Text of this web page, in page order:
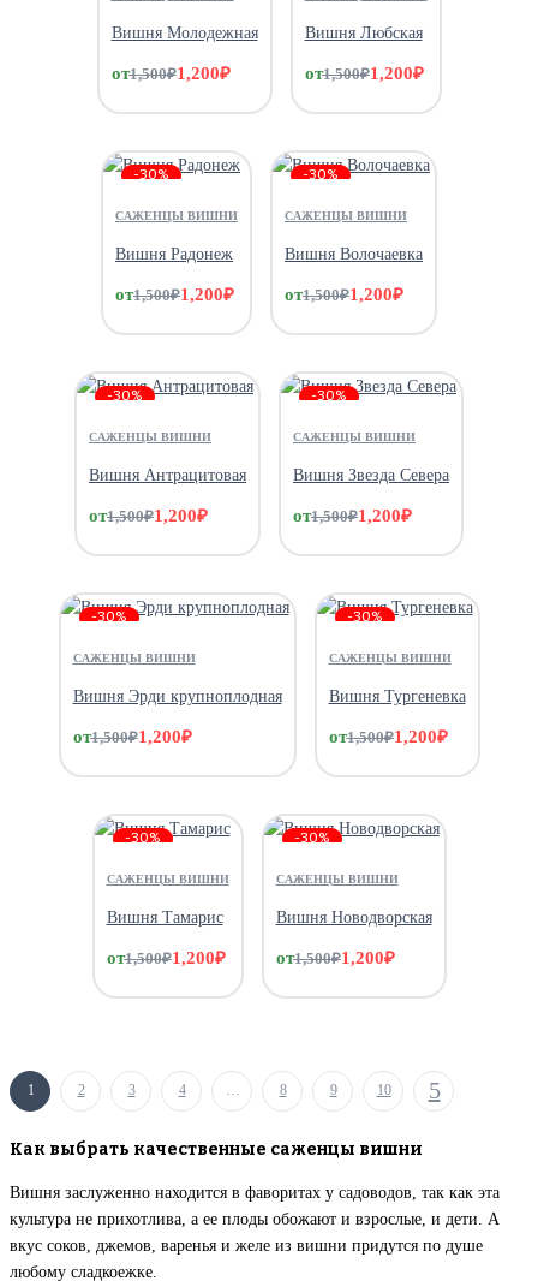
Вишня Молодежная
от1,500₽1,200₽
Вишня Любская
от1,500₽1,200₽
-30%
САЖЕНЦЫ ВИШНИ
Вишня Радонеж
от1,500₽1,200₽
-30%
САЖЕНЦЫ ВИШНИ
Вишня Волочаевка
от1,500₽1,200₽
-30%
САЖЕНЦЫ ВИШНИ
Вишня Антрацитовая
от1,500₽1,200₽
-30%
САЖЕНЦЫ ВИШНИ
Вишня Звезда Севера
от1,500₽1,200₽
-30%
САЖЕНЦЫ ВИШНИ
Вишня Эрди крупноплодная
от1,500₽1,200₽
-30%
САЖЕНЦЫ ВИШНИ
Вишня Тургеневка
от1,500₽1,200₽
-30%
САЖЕНЦЫ ВИШНИ
Вишня Тамарис
от1,500₽1,200₽
-30%
САЖЕНЦЫ ВИШНИ
Вишня Новодворская
от1,500₽1,200₽
1 2 3 4 … 8 9 10
Как выбрать качественные саженцы вишни
Вишня заслуженно находится в фаворитах у садоводов, так как эта
культура не прихотлива, а ее плоды обожают и взрослые, и дети. А
вкус соков, джемов, варенья и желе из вишни придутся по душе
любому сладкоежке.